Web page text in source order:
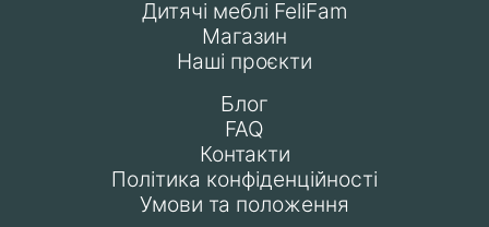
Дитячі меблі FeliFam
Магазин
Наші проєкти
Блог
FAQ
Контакти
Політика конфіденційності
Умови та положення